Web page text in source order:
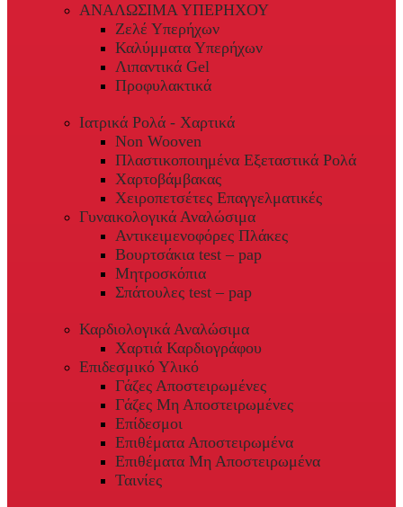
ΑΝΑΛΩΣΙΜΑ ΥΠΕΡΗΧΟΥ
Ζελέ Υπερήχων
Καλύμματα Υπερήχων
Λιπαντικά Gel
Προφυλακτικά
Ιατρικά Ρολά - Χαρτικά
Non Wooven
Πλαστικοποιημένα Εξεταστικά Ρολά
Χαρτοβάμβακας
Χειροπετσέτες Επαγγελματικές
Γυναικολογικά Αναλώσιμα
Αντικειμενοφόρες Πλάκες
Βουρτσάκια test – pap
Μητροσκόπια
Σπάτουλες test – pap
Καρδιολογικά Αναλώσιμα
Χαρτιά Καρδιογράφου
Επιδεσμικό Υλικό
Γάζες Αποστειρωμένες
Γάζες Μη Αποστειρωμένες
Επίδεσμοι
Επιθέματα Αποστειρωμένα
Επιθέματα Μη Αποστειρωμένα
Ταινίες